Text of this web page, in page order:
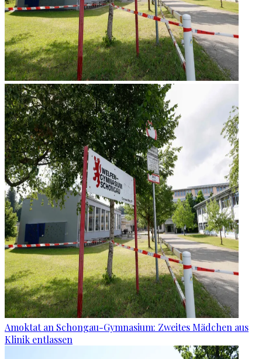
Amoktat an Schongau-Gymnasium: Zweites Mädchen aus
Klinik entlassen